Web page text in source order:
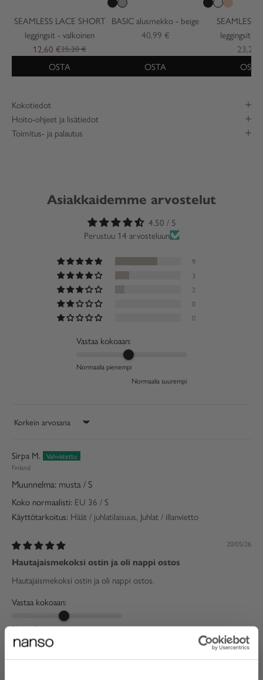
SEAMLESS LACE SHORT
leggingsit - valkoinen
12,60 €25,20 €
OSTA
BASIC alusmekko - beige
40,99 €
OSTA
SEAMLESS
leggingsit -
23,20
OSTA
Kokotiedot
Hoito-ohjeet ja lisätiedot
Toimitus- ja palautus
Asiakkaidemme arvostelut
4.50 / 5
Perustuu 14 arvosteluun
9
3
2
0
0
Vastaa kokoaan:
Normaalia pienempi
Normaalia suurempi
Sort by
Sirpa M.
Finland
musta / S
Koko normaalisti: EU 36 / S
Käyttötarkoitus: Häät / juhlatilaisuus, Juhlat / illanvietto
20/05/26
Hautajaismekoksi ostin ja oli nappi ostos
Hautajaismekoksi ostin ja oli nappi ostos.
Vastaa kokoaan:
Normaalia pienempi